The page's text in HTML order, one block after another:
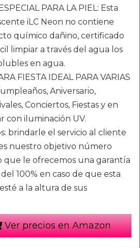
PARA LA PIEL: Esta
iLC Neon no contiene
químico dañino, certificado
limpiar a través del agua los
en agua.
FIESTA IDEAL PARA VARIAS
Aniversario,
Conciertos, Fiestas y en
con iluminación UV.
brindarle el servicio al cliente
nuestro objetivo número
que le ofrecemos una garantía
100% en caso de que esta
a la altura de sus
Ver precios en Amazon